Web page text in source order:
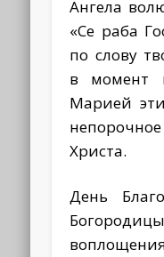
Ангела
«Се раба
по слову
в момент
Марией
Христа.
День